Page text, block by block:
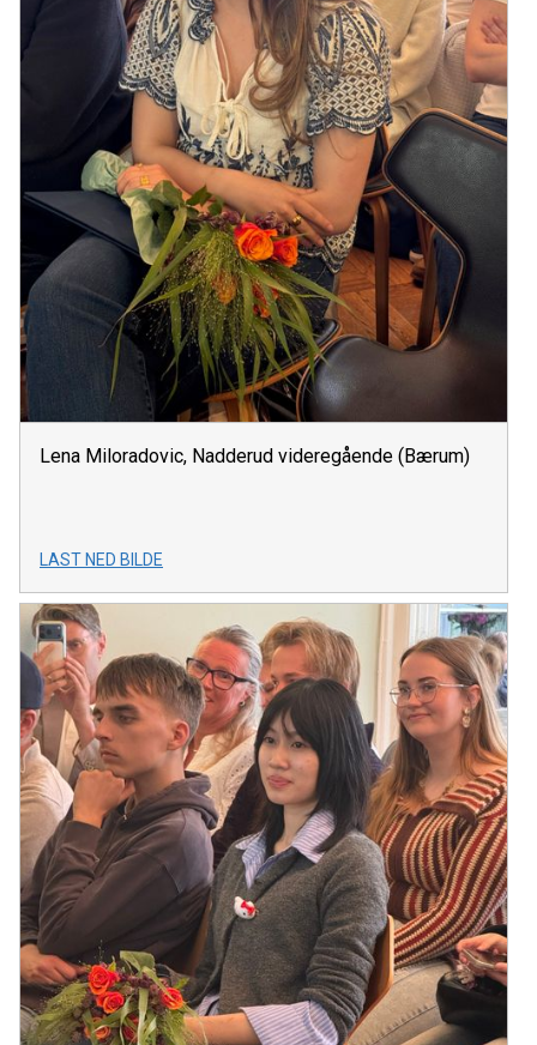
Lena Miloradovic, Nadderud videregående (Bærum)
LAST NED BILDE